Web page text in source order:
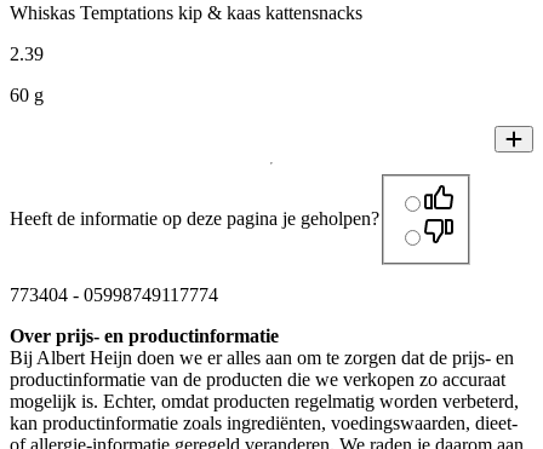
Whiskas Temptations kip & kaas kattensnacks
2.39
60 g
Heeft de informatie op deze pagina je geholpen?
773404 - 05998749117774
Over prijs- en productinformatie
Bij Albert Heijn doen we er alles aan om te zorgen dat de prijs- en
productinformatie van de producten die we verkopen zo accuraat
mogelijk is. Echter, omdat producten regelmatig worden verbeterd,
kan productinformatie zoals ingrediënten, voedingswaarden, dieet-